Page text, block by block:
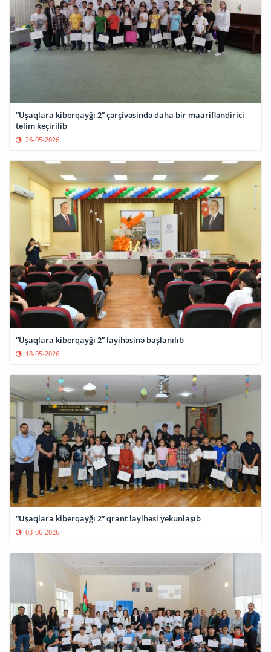
“Uşaqlara kiberqayğı 2” çərçivəsində daha bir maarifləndirici
təlim keçirilib
26-05-2026
“Uşaqlara kiberqayğı 2” layihəsinə başlanılıb
18-05-2026
“Uşaqlara kiberqayğı 2” qrant layihəsi yekunlaşıb
03-06-2026